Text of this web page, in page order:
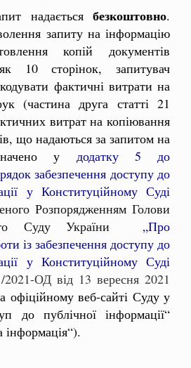
надається безкоштовно.
запиту на інформацію
копій документів
10 сторінок, запитувач
фактичні витрати на
(частина друга статті 21
витрат на копіювання
що надаються за запитом на
у додатку 5 до
забезпечення доступу до
у Конституційному Суді
Розпорядженням Голови
Суду України
„Про
із забезпечення доступу до
у Конституційному Суді
ОД від 13 вересня 2021
офіційному веб-сайті Суду у
до публічної інформації“